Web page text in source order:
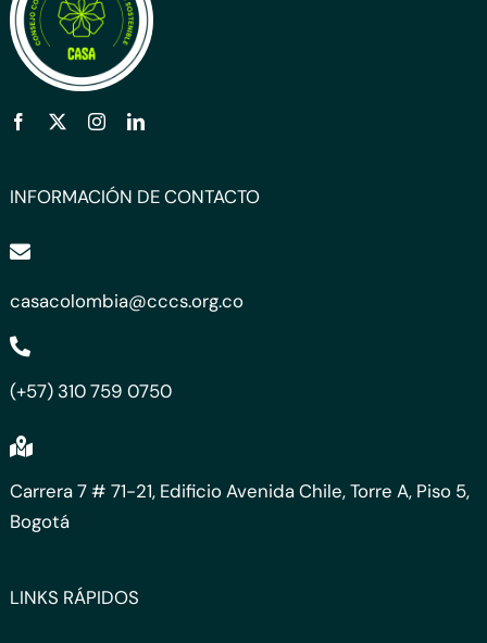
INFORMACIÓN DE CONTACTO
casacolombia@cccs.org.co
(+57) 310 759 0750
Carrera 7 # 71-21, Edificio Avenida Chile, Torre A, Piso 5,
Bogotá
LINKS RÁPIDOS